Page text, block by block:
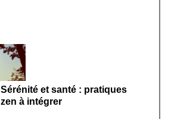
Sérénité et santé : pratiques
zen à intégrer